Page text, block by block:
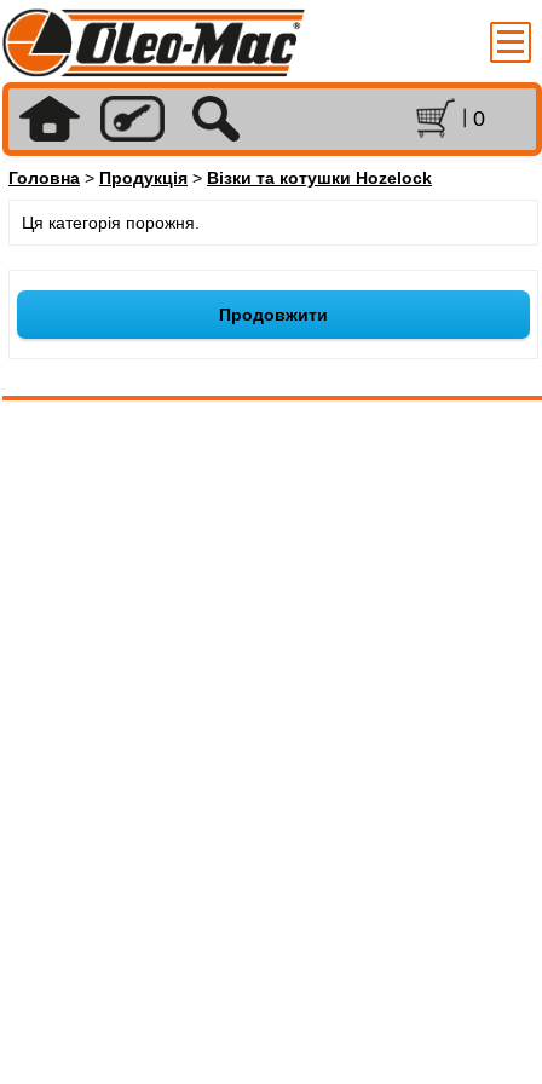
0
Головна > Продукція > Візки та котушки Hozelock
Ця категорія порожня.
Продовжити